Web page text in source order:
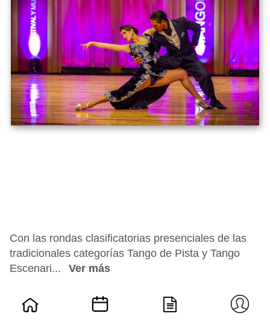
Con las rondas clasificatorias presenciales de las
tradicionales categorías Tango de Pista y Tango
Escenari...
Ver más